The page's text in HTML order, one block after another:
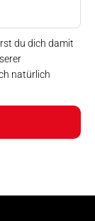
du dich damit
natürlich